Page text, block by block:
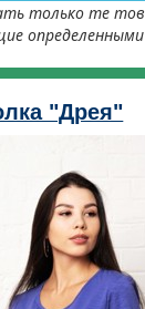
только те
"Дрея"